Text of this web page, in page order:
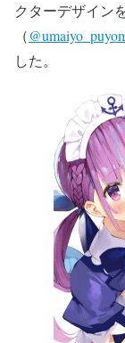
クターデザイン
（
した。